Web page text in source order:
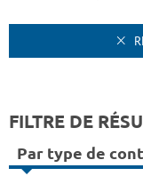
FILTRE DE
Par type de